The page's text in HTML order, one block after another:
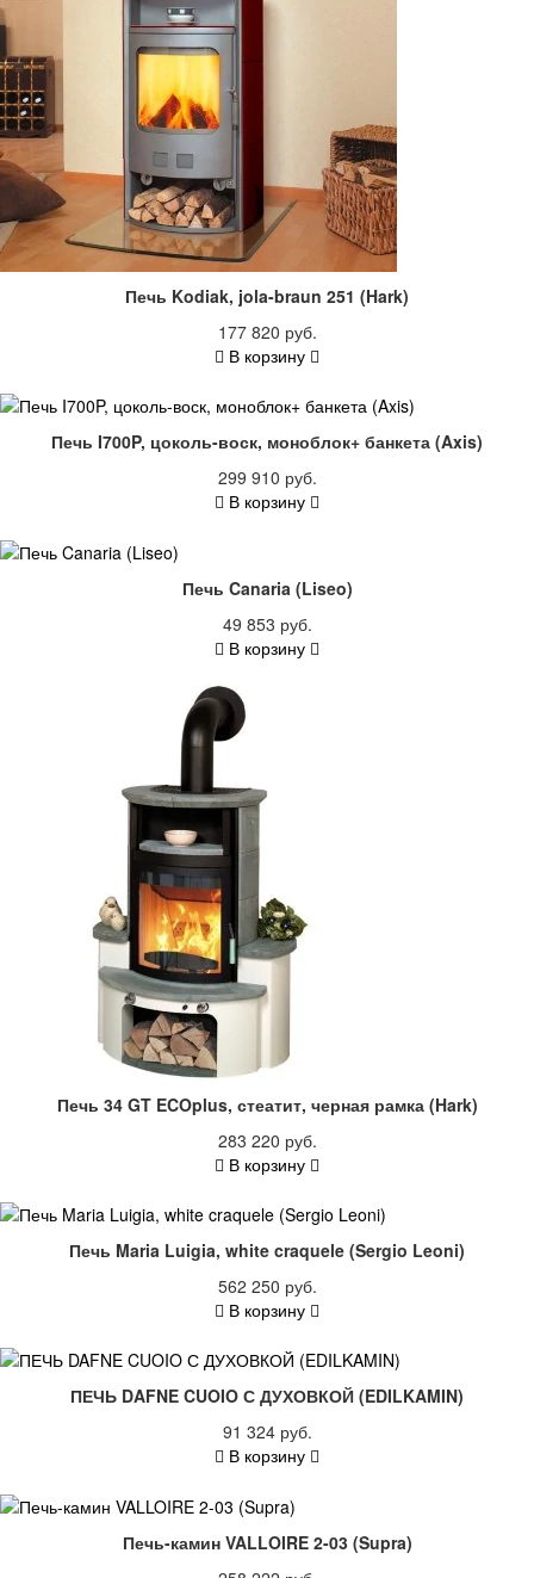
Печь Kodiak, jola-braun 251 (Hark)
177 820 руб.
В корзину
Печь I700P, цоколь-воск, моноблок+ банкета (Axis)
299 910 руб.
В корзину
Печь Canaria (Liseo)
49 853 руб.
В корзину
Печь 34 GT ECOplus, стеатит, черная рамка (Hark)
283 220 руб.
В корзину
Печь Maria Luigia, white craquele (Sergio Leoni)
562 250 руб.
В корзину
ПЕЧЬ DAFNE CUOIO С ДУХОВКОЙ (EDILKAMIN)
91 324 руб.
В корзину
Печь-камин VALLOIRE 2-03 (Supra)